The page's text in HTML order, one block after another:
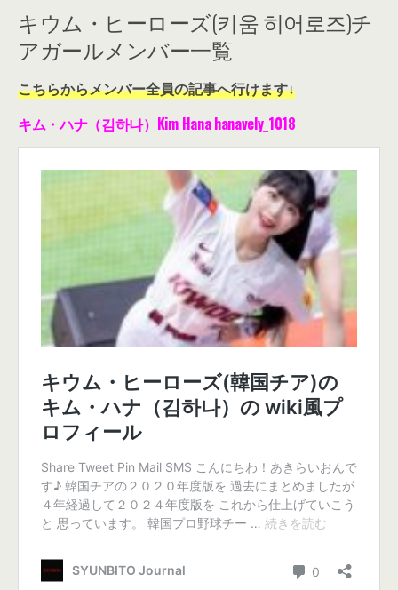
キウム・ヒーローズ(키움 히어로즈)チ
アガールメンバー一覧
こちらからメンバー全員の記事へ行けます↓
キム・ハナ（김하나）Kim Hana hanavely_1018